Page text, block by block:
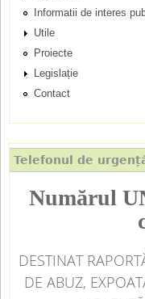
i
p
a
l
Informatii de interes
Utile
Proiecte
Legislație
Contact
Telefonul de
Numărul
DESTINAT
DE ABUZ,